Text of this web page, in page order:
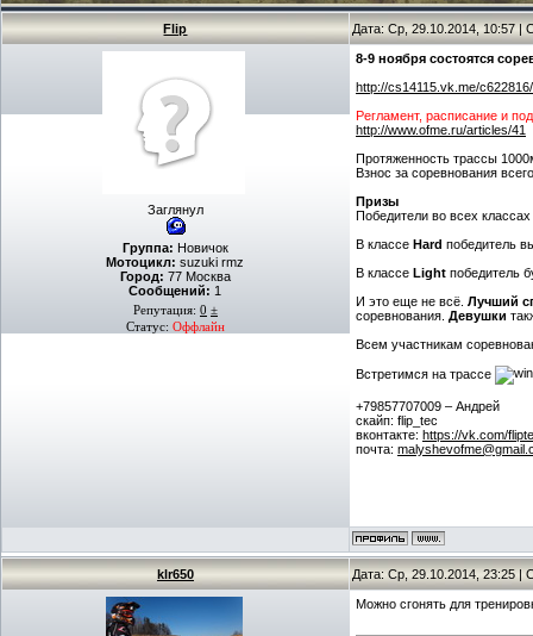
Flip Дата: Ср, 29.10.2014, 10:57 |
Заглянул
Группа: Новичок
Мотоцикл: suzuki rmz
Город: 77 Москва
Сообщений: 1
Репутация: 0 ±
Статус: Оффлайн
8-9 ноября состоятся
http://cs14115.vk.me/
Регламент, расписание и
http://www.ofme.ru/articles/41
Протяженность трассы
Взнос за соревнования
Призы
Победители во всех
В классе Hard победитель
В классе Light победитель
И это еще не всё. Лучший
соревнования. Девушки
Всем участникам
Встретимся на трассе
+79857707009 – Андрей
скайп: flip_tec
вконтакте: https://vk.com/
почта:
klr650 Дата: Ср, 29.10.2014, 23:25 |
Можно сгонять для